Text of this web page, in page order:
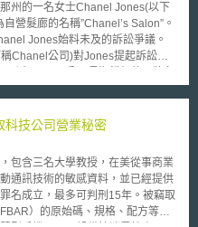
的一名女士Chanel Jones(以下
營髮廊的名稱”Chanel’s Salon”。
Jones始料未及的訴訟爭議。
公司)對Jones提起訴訟，
消費者錯誤連結印象認為Chanel
and-desist letter)要求他不得
再度寄了四封追蹤/跟催信(follow-
所以Chanel公司才於今年提起訴
解決定書(consent judgment)，和
科技公司營業秘密
含三名大學教授，在美從事商業
通訊技術的敏感資料，並已經提供
名成立，最多可判刑15年。被竊取
）的原始碼、規格、配方等文